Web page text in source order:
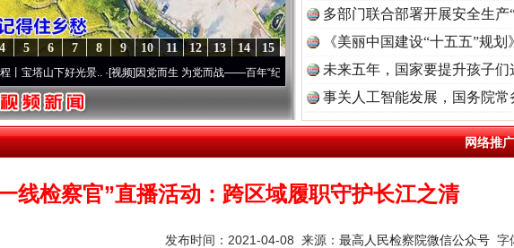
15
14
13
12
11
10
9
8
7
6
5
4
好光景..·[视频]因党而生 为党而战——百年“纪”事⑧加强纪律.. ·[视频]牢记初心使命 奋进复兴征程丨“转折之
多部门联合部署开展安全生产
《美丽中国建设“十五五”规
未来五年，国家要提升孩子
事关人工智能发展，国务院
网络推
线检察官”直播活动：跨区域履职守护长江之清
发布时间：2021-04-08 来源： 最高人民检察院微信公众号 字